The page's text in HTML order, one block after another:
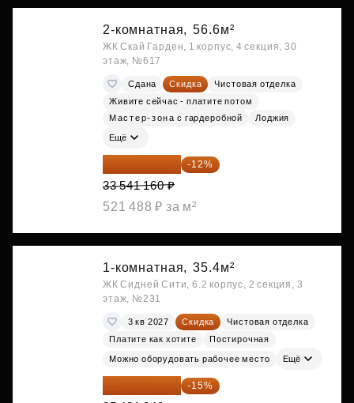
2-комнатная, 56.6м²
ЖК Скай Гарден, 1 корпус, 4 секция, 30
этаж, №617
Сдана Скидка
Чистовая отделка
Живите сейчас - платите потом
Мастер-зона с гардеробной
Лоджия
Ещё
29 516 221 ₽ -12%
33 541 160 ₽
521 488 ₽ за м²
1-комнатная, 35.4м²
ЖК Сидней Сити, 6.2 корпус, 2 секция, 3
этаж, №231
3 кв 2027 Скидка
Чистовая отделка
Платите как хотите
Постирочная
Можно оборудовать рабочее место Ещё
30 108 054 ₽ -15%